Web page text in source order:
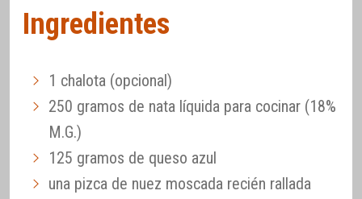
Ingredientes
1 chalota (opcional)
250 gramos de nata líquida para cocinar (18%
M.G.)
125 gramos de queso azul
una pizca de nuez moscada recién rallada